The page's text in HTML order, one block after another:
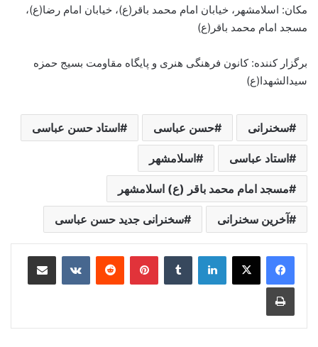
مکان: اسلامشهر، خیابان امام محمد باقر(ع)، خیابان امام رضا(ع)،
مسجد امام محمد باقر(ع)
برگزار کننده: کانون فرهنگی هنری و پایگاه مقاومت بسیج حمزه
سیدالشهدا(ع)
سخنرانی حسن عباسی استاد حسن عباسی
استاد عباسی اسلامشهر
مسجد امام محمد باقر (ع) اسلامشهر
آخرین سخنرانی سخنرانی جدید حسن عباسی
لینکدین ‫تامبلر ‫پین‌ترست‫رددیت ‫VKontakteاشتراک گذاری از طریق ایمیل
چاپ